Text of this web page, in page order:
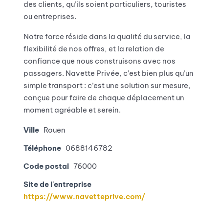
des clients, qu’ils soient particuliers, touristes
ou entreprises.
Notre force réside dans la qualité du service, la
flexibilité de nos offres, et la relation de
confiance que nous construisons avec nos
passagers. Navette Privée, c’est bien plus qu’un
simple transport : c’est une solution sur mesure,
conçue pour faire de chaque déplacement un
moment agréable et serein.
Ville Rouen
Téléphone 0688146782
Code postal 76000
Site de l'entreprise
https://www.navetteprive.com/